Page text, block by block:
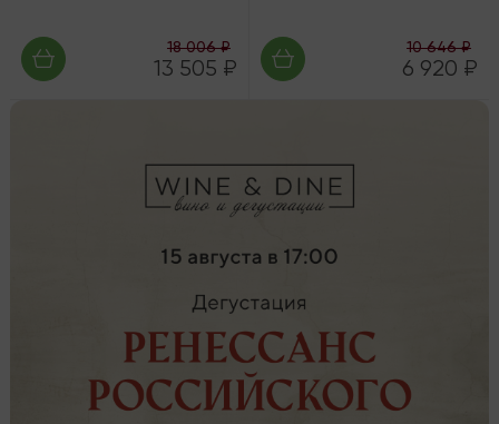
18 006 ₽
13 505 ₽
10 646 ₽
6 920 ₽